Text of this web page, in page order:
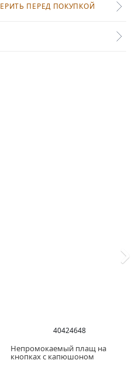
ПЕРЕД ПОКУПКОЙ
40424648
Непромокаемый плащ на
кнопках с капюшоном